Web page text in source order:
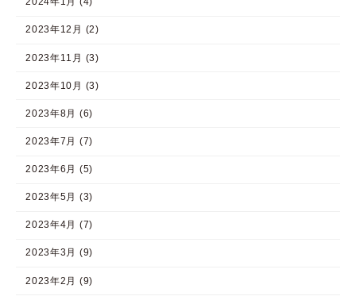
2023年12月 (2)
2023年11月 (3)
2023年10月 (3)
2023年8月 (6)
2023年7月 (7)
2023年6月 (5)
2023年5月 (3)
2023年4月 (7)
2023年3月 (9)
2023年2月 (9)